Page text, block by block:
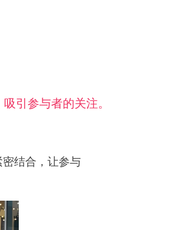
引参与者的关注。
结合，让参与